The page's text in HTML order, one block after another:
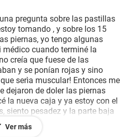
pregunta sobre las pastillas
tomando , y sobre los 15
piernas, yo tengo algunas
médico cuando terminé la
creía que fuese de las
y se ponían rojas y sino
serìa muscular! Entonces me
dejaron de doler las piernas
la nueva caja y ya estoy con el
siento pesadez y la parte baja
Llevo 4 pastillas de la
secundario cuándo podría
Ver más